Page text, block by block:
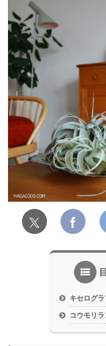
キセログラ
コウモリラ